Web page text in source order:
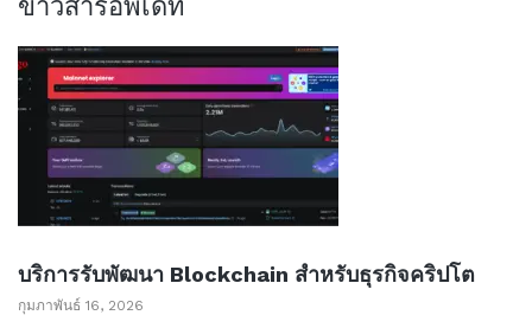
ข่าวสารอัพเด็ท
บริการรับพัฒนา Blockchain สำหรับธุรกิจคริปโต
กุมภาพันธ์ 16, 2026